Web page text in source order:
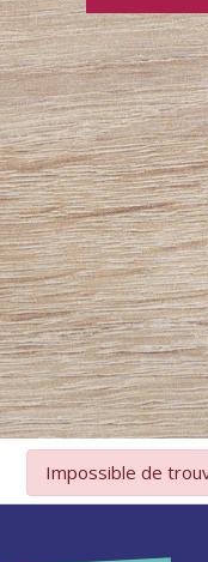
Impossible de